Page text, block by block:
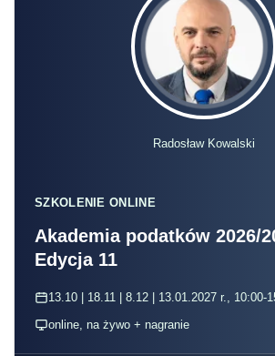
Radosław Kowalski
SZKOLENIE ONLINE
Akademia podatków 2026/
Edycja 11
13.10 | 18.11 | 8.12 | 13.01.2027 r., 10:00-
online, na żywo + nagranie